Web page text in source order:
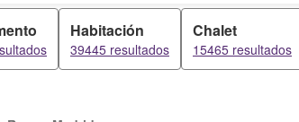
Habitación
39445 resultados
Chalet
15465 resultados